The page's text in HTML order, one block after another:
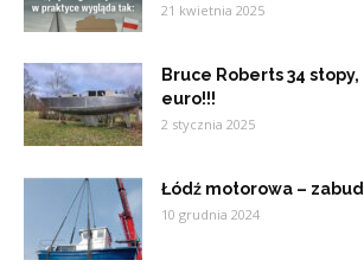
21 kwietnia 2025
Bruce Roberts 34
euro!!!
2 stycznia 2025
Łódź motorowa –
10 grudnia 2024